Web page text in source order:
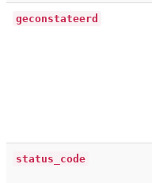
geconstateerd
status_code